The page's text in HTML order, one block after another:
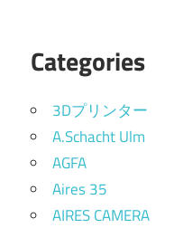
Categories
3Dプリンター
A.Schacht Ulm
AGFA
Aires 35
AIRES CAMERA